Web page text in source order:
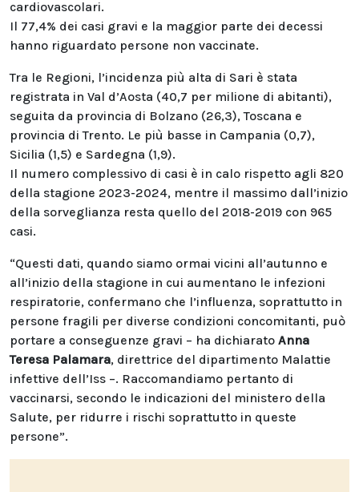
cardiovascolari.
Il 77,4% dei casi gravi e la maggior parte dei decessi
hanno riguardato persone non vaccinate.
Tra le Regioni, l’incidenza più alta di Sari è stata
registrata in Val d’Aosta (40,7 per milione di abitanti),
seguita da provincia di Bolzano (26,3), Toscana e
provincia di Trento. Le più basse in Campania (0,7),
Sicilia (1,5) e Sardegna (1,9).
Il numero complessivo di casi è in calo rispetto agli 820
della stagione 2023-2024, mentre il massimo dall’inizio
della sorveglianza resta quello del 2018-2019 con 965
casi.
“Questi dati, quando siamo ormai vicini all’autunno e
all’inizio della stagione in cui aumentano le infezioni
respiratorie, confermano che l’influenza, soprattutto in
persone fragili per diverse condizioni concomitanti, può
portare a conseguenze gravi – ha dichiarato Anna
Teresa Palamara, direttrice del dipartimento Malattie
infettive dell’Iss –. Raccomandiamo pertanto di
vaccinarsi, secondo le indicazioni del ministero della
Salute, per ridurre i rischi soprattutto in queste
persone”.